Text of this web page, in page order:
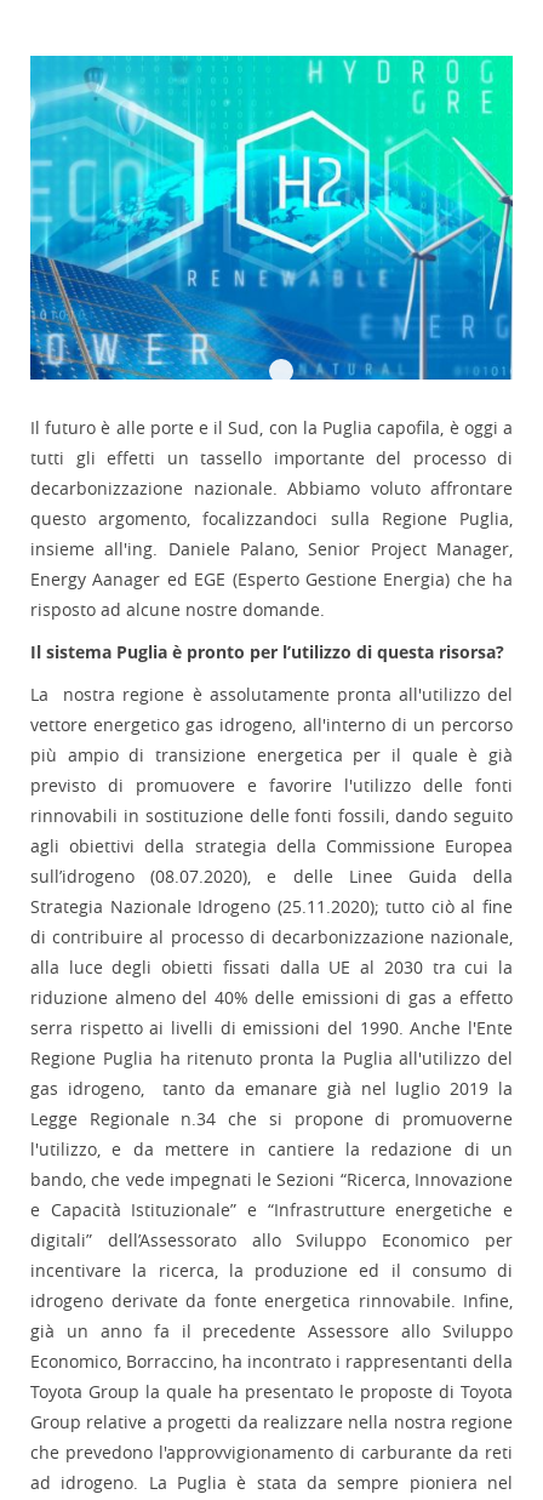
Il futuro è alle porte e il Sud, con la Puglia capofila, è oggi a
tutti gli effetti un tassello importante del processo di
decarbonizzazione nazionale. Abbiamo voluto affrontare
questo argomento, focalizzandoci sulla Regione Puglia,
insieme all'ing. Daniele Palano, Senior Project Manager,
Energy Aanager ed EGE (Esperto Gestione Energia) che ha
risposto ad alcune nostre domande.
Il sistema Puglia è pronto per l’utilizzo di questa risorsa?
La nostra regione è assolutamente pronta all'utilizzo del
vettore energetico gas idrogeno, all'interno di un percorso
più ampio di transizione energetica per il quale è già
previsto di promuovere e favorire l'utilizzo delle fonti
rinnovabili in sostituzione delle fonti fossili, dando seguito
agli obiettivi della strategia della Commissione Europea
sull’idrogeno (08.07.2020), e delle Linee Guida della
Strategia Nazionale Idrogeno (25.11.2020); tutto ciò al fine
di contribuire al processo di decarbonizzazione nazionale,
alla luce degli obietti fissati dalla UE al 2030 tra cui la
riduzione almeno del 40% delle emissioni di gas a effetto
serra rispetto ai livelli di emissioni del 1990. Anche l'Ente
Regione Puglia ha ritenuto pronta la Puglia all'utilizzo del
gas idrogeno, tanto da emanare già nel luglio 2019 la
Legge Regionale n.34 che si propone di promuoverne
l'utilizzo, e da mettere in cantiere la redazione di un
bando, che vede impegnati le Sezioni “Ricerca, Innovazione
e Capacità Istituzionale” e “Infrastrutture energetiche e
digitali” dell’Assessorato allo Sviluppo Economico per
incentivare la ricerca, la produzione ed il consumo di
idrogeno derivate da fonte energetica rinnovabile. Infine,
già un anno fa il precedente Assessore allo Sviluppo
Economico, Borraccino, ha incontrato i rappresentanti della
Toyota Group la quale ha presentato le proposte di Toyota
Group relative a progetti da realizzare nella nostra regione
che prevedono l'approvvigionamento di carburante da reti
ad idrogeno. La Puglia è stata da sempre pioniera nel